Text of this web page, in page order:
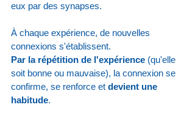
eux par des synapses.
À chaque expérience, de nouvelles
connexions s'établissent.
Par la répétition de l'expérience (qu'elle
soit bonne ou mauvaise), la connexion se
confirme, se renforce et devient une
habitude.